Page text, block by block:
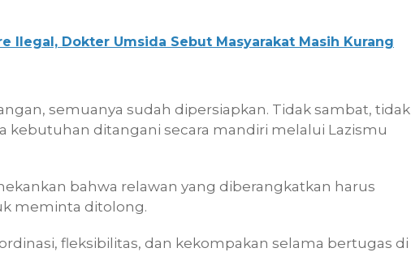
Ilegal, Dokter Umsida Sebut Masyarakat Masih Kurang
semuanya sudah dipersiapkan. Tidak sambat, tidak
kebutuhan ditangani secara mandiri melalui Lazismu
bahwa relawan yang diberangkatkan harus
meminta ditolong.
fleksibilitas, dan kekompakan selama bertugas di